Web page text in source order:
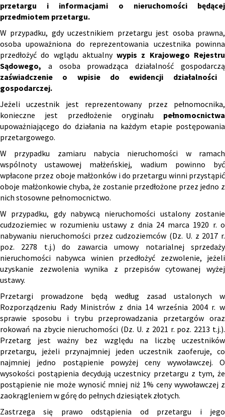
przetargu i informacjami o nieruchomości będącej
przedmiotem przetargu.
W przypadku, gdy uczestnikiem przetargu jest osoba prawna,
osoba upoważniona do reprezentowania uczestnika powinna
przedłożyć do wglądu aktualnywypis z Krajowego Rejestru
Sądowego, a osoba prowadząca działalność gospodarczą
zaświadczenie o wpisie do ewidencji działalności
gospodarczej.
Jeżeli uczestnik jest reprezentowany przez pełnomocnika,
konieczne jest przedłożenie oryginału pełnomocnictwa
upoważniającego do działania na każdym etapie postępowania
przetargowego.
W przypadku zamiaru nabycia nieruchomości w ramach
wspólnoty ustawowej małżeńskiej, wadium powinno być
wpłacone przez oboje małżonków i do przetargu winni przystąpić
oboje małżonkowie chyba, że zostanie przedłożone przez jedno z
nich stosowne pełnomocnictwo.
W przypadku, gdy nabywcą nieruchomości ustalony zostanie
cudzoziemiec w rozumieniu ustawy z dnia 24 marca 1920 r. o
nabywaniu nieruchomości przez cudzoziemców (Dz. U. z 2017 r.
poz. 2278 t.j.) do zawarcia umowy notarialnej sprzedaży
nieruchomości nabywca winien przedłożyć zezwolenie, jeżeli
uzyskanie zezwolenia wynika z przepisów cytowanej wyżej
ustawy.
Przetargi prowadzone będą według zasad ustalonych w
Rozporządzeniu Rady Ministrów z dnia 14 września 2004 r. w
sprawie sposobu i trybu przeprowadzania przetargów oraz
rokowań na zbycie nieruchomości (Dz. U. z 2021 r. poz. 2213 t.j.).
Przetarg jest ważny bez względu na liczbę uczestników
przetargu, jeżeli przynajmniej jeden uczestnik zaoferuje, co
najmniej jedno postąpienie powyżej ceny wywoławczej. O
wysokości postąpienia decydują uczestnicy przetargu z tym, że
postąpienie nie może wynosić mniej niż 1% ceny wywoławczej z
zaokrągleniem w górę do pełnych dziesiątek złotych.
Zastrzega się prawo odstąpienia od przetargu i jego